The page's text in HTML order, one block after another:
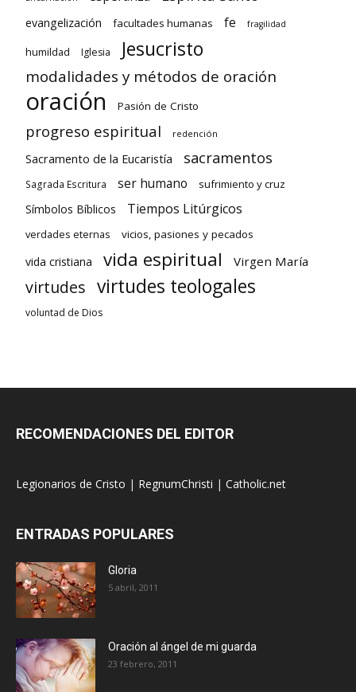
evangelización facultades humanas fe fragilidad
humildad Iglesia Jesucristo
modalidades y métodos de oración
oración Pasión de Cristo
progreso espiritual redención
Sacramento de la Eucaristía sacramentos
Sagrada Escritura ser humano sufrimiento y cruz
Símbolos Bíblicos Tiempos Litúrgicos
verdades eternas vicios, pasiones y pecados
vida cristiana vida espiritual Virgen María
virtudes virtudes teologales
voluntad de Dios
RECOMENDACIONES DEL EDITOR
Legionarios de Cristo | RegnumChristi | Catholic.net
ENTRADAS POPULARES
Gloria
5 abril, 2011
Oración al ángel de mi guarda
23 febrero, 2011